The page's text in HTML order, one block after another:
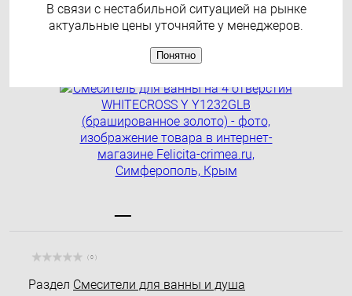
золото)
( 0 )
Раздел Смесители для ванны и душа
В связи с нестабильной ситуацией на рынке
актуальные цены уточняйте у менеджеров.
Понятно